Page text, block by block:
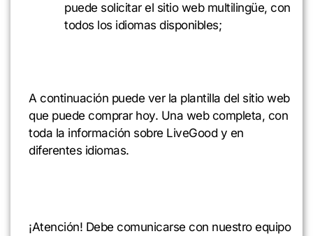
puede solicitar el sitio web multilingüe, con
todos los idiomas disponibles;
A continuación puede ver la plantilla del sitio web
que puede comprar hoy. Una web completa, con
toda la información sobre LiveGood y en
diferentes idiomas.
¡Atención! Debe comunicarse con nuestro equipo